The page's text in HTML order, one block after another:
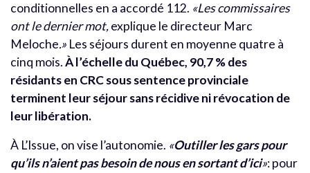
conditionnelles en a accordé 112. «Les commissaires
ont le dernier mot,explique le directeur Marc
Meloche.» Les séjours durent en moyenne quatre à
cinq mois.À l’échelle du Québec, 90,7 % des
résidants en CRC sous sentence provinciale
terminent leur séjour sans récidive ni révocation de
leur libération.
À L’Issue, on vise l’autonomie. «Outiller les gars pour
qu’ils n’aient pas besoin de nous en sortant d’ici»: pour